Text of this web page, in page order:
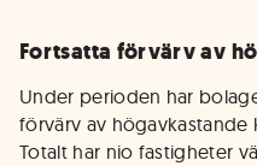
Fortsatta förvärv av
Under perioden har
förvärv av högavkastande
Totalt har nio fastigheter